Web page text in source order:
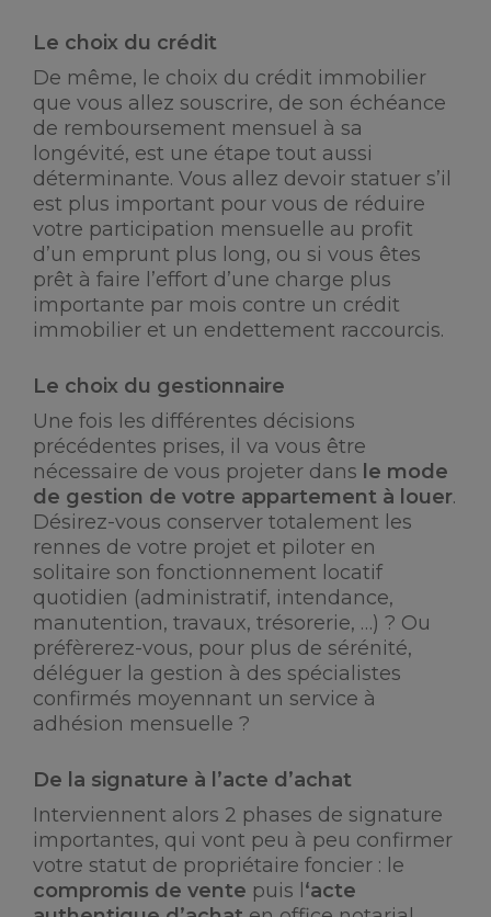
Le choix du crédit
De même, le choix du crédit immobilier
que vous allez souscrire, de son échéance
de remboursement mensuel à sa
longévité, est une étape tout aussi
déterminante. Vous allez devoir statuer s’il
est plus important pour vous de réduire
votre participation mensuelle au profit
d’un emprunt plus long, ou si vous êtes
prêt à faire l’effort d’une charge plus
importante par mois contre un crédit
immobilier et un endettement raccourcis.
Le choix du gestionnaire
Une fois les différentes décisions
précédentes prises, il va vous être
nécessaire de vous projeter dans le mode
de gestion de votre appartement à louer.
Désirez-vous conserver totalement les
rennes de votre projet et piloter en
solitaire son fonctionnement locatif
quotidien (administratif, intendance,
manutention, travaux, trésorerie, …) ? Ou
préfèrerez-vous, pour plus de sérénité,
déléguer la gestion à des spécialistes
confirmés moyennant un service à
adhésion mensuelle ?
De la signature à l’acte d’achat
Interviennent alors 2 phases de signature
importantes, qui vont peu à peu confirmer
votre statut de propriétaire foncier : le
compromis de vente puis l ‘acte